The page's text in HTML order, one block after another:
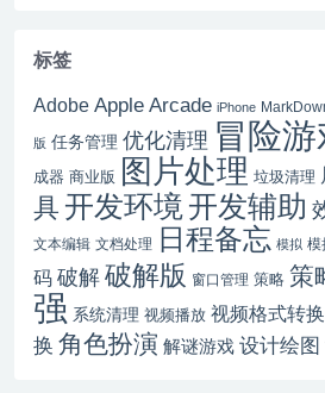
标签
Adobe Apple Arcade iPhone
版 任务管理 优化清理 冒险游
成器 商业版 图片处理 垃圾清理
具 开发环境开发辅助
文本编辑 文档处理 日程备忘 模拟 模
码 破解破解版 窗口管理 策略 策
强 系统清理 视频播放 视频格式转换
换 角色扮演 解谜游戏 设计绘图